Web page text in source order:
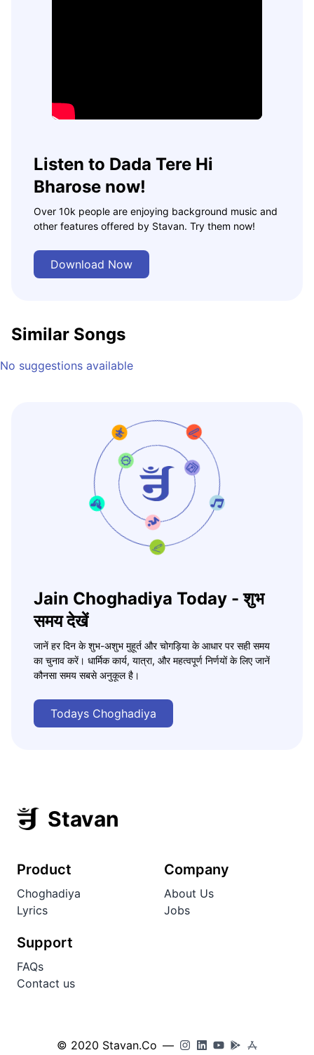
Listen to Dada Tere Hi
Bharose now!
Over 10k people are enjoying background music and
other features offered by Stavan. Try them now!
Download Now
Similar Songs
No suggestions available
Jain Choghadiya Today - शुभ
समय देखें
जानें हर दिन के शुभ-अशुभ मुहूर्त और चोगड़िया के आधार पर सही समय
का चुनाव करें। धार्मिक कार्य, यात्रा, और महत्वपूर्ण निर्णयों के लिए जानें
कौनसा समय सबसे अनुकूल है।
Todays Choghadiya
Stavan
Product
Choghadiya
Lyrics
Company
About Us
Jobs
Support
FAQs
Contact us
© 2020 Stavan.Co —